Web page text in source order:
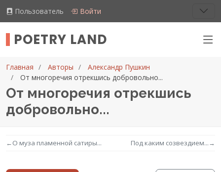
Пользователь Войти
POETRY LAND
Главная Авторы
Александр Пушкин
От многоречия отрекшись добровольно...
От многоречия отрекшись
добровольно...
←О муза пламенной сатиры... Под каким созвездием...→